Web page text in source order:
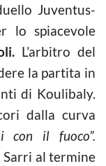
Juventus-
lo spiacevole
L’arbitro del
la partita in
di Koulibaly.
dalla curva
con il fuoco”.
Sarri al termine